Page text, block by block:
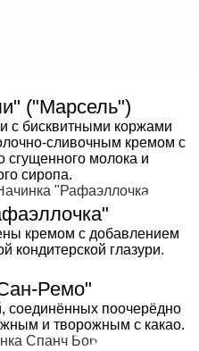
("Марсель")
с бисквитными коржами
сливочным кремом с
сгущенного молока и
сиропа.
кремом с добавлением
кондитерской глазури.
Ремо"
соединённых поочерёдно
и творожным с какао.